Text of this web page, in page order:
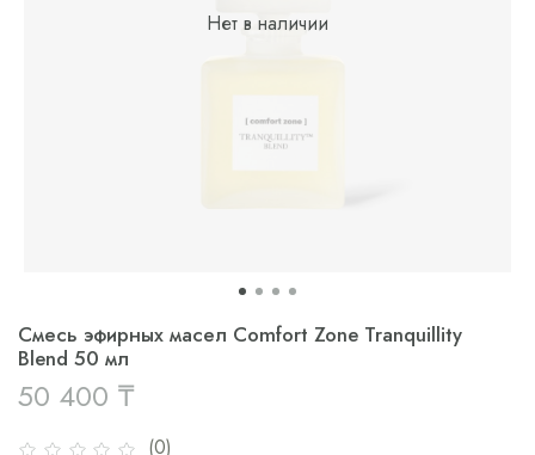
Нет в наличии
(0)
Смесь эфирных масел Comfort Zone Tranquillity
Blend 50 мл
50 400 ₸